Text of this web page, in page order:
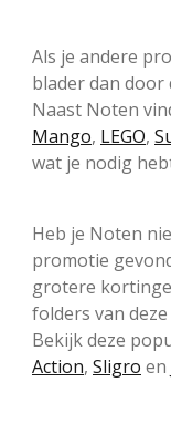
Als je andere
blader dan door
Naast Noten
Mango, LEGO,
wat je nodig
Heb je Noten
promotie
grotere
folders van
Bekijk deze
Action, Sligro en